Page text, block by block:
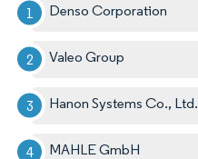
Denso Corporation
Valeo Group
Hanon Systems Co., Ltd.
MAHLE GmbH